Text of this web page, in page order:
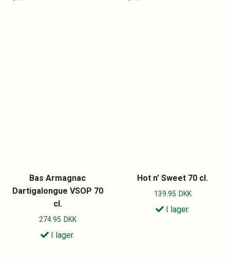
Bas Armagnac
Dartigalongue VSOP 70
cl.
274.95 DKK
I lager.
Hot n’ Sweet 70 cl.
139.95 DKK
I lager.